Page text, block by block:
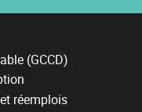
(GCCD)
réemplois